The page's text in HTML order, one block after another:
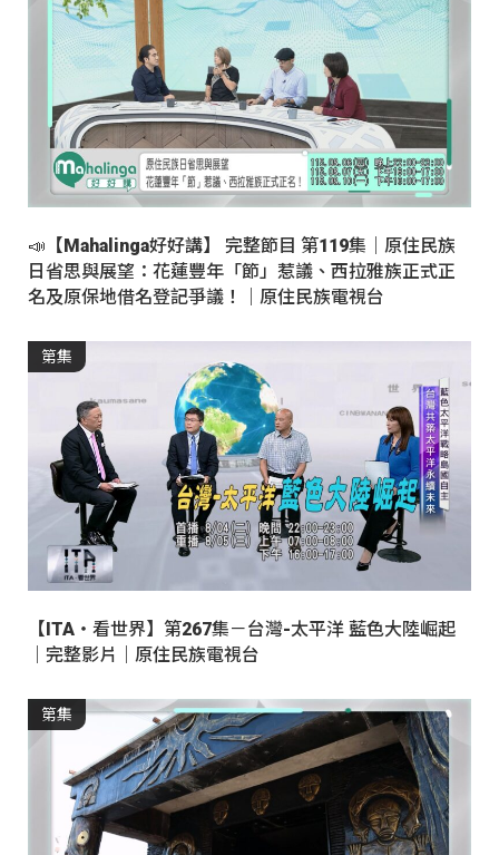
📣【Mahalinga好好講】 完整節目 第119集｜原住民族
日省思與展望：花蓮豐年「節」惹議、西拉雅族正式正
名及原保地借名登記爭議！｜原住民族電視台
第集
【ITA・看世界】第267集－台灣-太平洋 藍色大陸崛起
｜完整影片｜原住民族電視台
第集